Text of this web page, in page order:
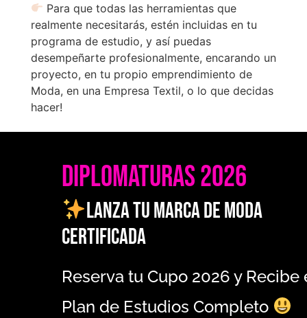
Para que todas las herramientas que
realmente necesitarás, estén incluidas en tu
programa de estudio, y así puedas
desempeñarte profesionalmente, encarando un
proyecto, en tu propio emprendimiento de
Moda, en una Empresa Textil, o lo que decidas
hacer!
Diplomaturas 2026
Lanza tu Marca de Moda
Certificada
Reserva tu Cupo 2026 y Recibe
Plan de Estudios Completo